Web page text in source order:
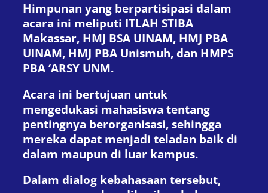
Himpunan yang berpartisipasi dalam
acara ini meliputi ITLAH STIBA
Makassar, HMJ BSA UINAM, HMJ PBA
UINAM, HMJ PBA Unismuh, dan HMPS
PBA ‘ARSY UNM.
Acara ini bertujuan untuk
mengedukasi mahasiswa tentang
pentingnya berorganisasi, sehingga
mereka dapat menjadi teladan baik di
dalam maupun di luar kampus.
Dalam dialog kebahasaan tersebut,